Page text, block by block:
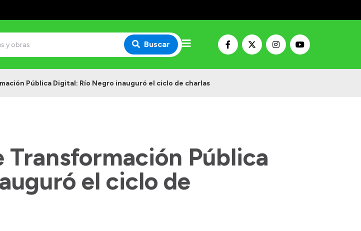
Buscar
Pública Digital: Río Negro inauguró el ciclo de charlas
Transformación Pública
el ciclo de